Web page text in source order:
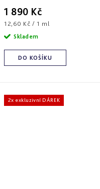
1 890 Kč
Měrná
cena:
12,60 Kč / 1 ml
DO KOŠÍKU
Skladem
2x exkluzivní DÁREK